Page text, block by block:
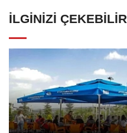
İLGINIZI ÇEKEBILIR